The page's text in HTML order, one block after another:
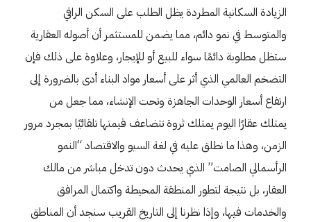
الزيادة السكانية المطردة يظل الطلب على السكن الراقي
والمتوسط في نمو دائم، مما يضمن للمستثمر أن أصوله العقارية
ستظل مطلوبة دائمًا سواء للبيع أو للإيجار، وعلاوة على ذلك فإن
التضخم العالمي الذي أثر على أسعار مواد البناء أدى بالضرورة إلى
ارتفاع أسعار الوحدات الجاهزة وتحت الإنشاء، مما جعل من
يمتلك عقارًا اليوم يمتلك ثروة تتضاعف قيمتها تلقائيًا بمجرد مرور
الزمن، وهذا ما نطلق عليه في لغة السيو والاقتصاد “النمو
الرأسمالي الصامت” الذي يحدث دون تدخل مباشر من مالك
العقار، بل نتيجة لتطور المنطقة المحيطة واكتمال المرافق
والخدمات فيها، وإذا نظرنا إلى التاريخ القريب سنجد أن المناطق